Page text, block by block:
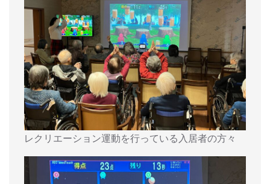
レクリエーション運動を行っている入居者の方々